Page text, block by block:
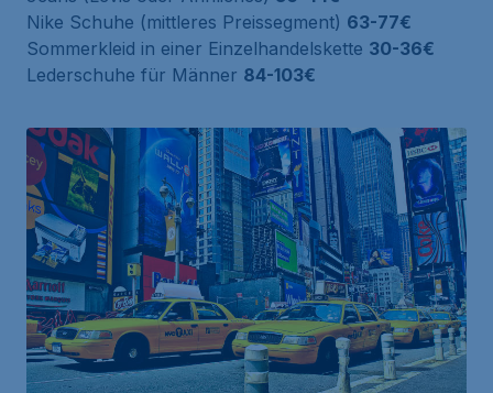
Nike Schuhe (mittleres Preissegment) 63-77€
Sommerkleid in einer Einzelhandelskette 30-36€
Lederschuhe für Männer 84-103€